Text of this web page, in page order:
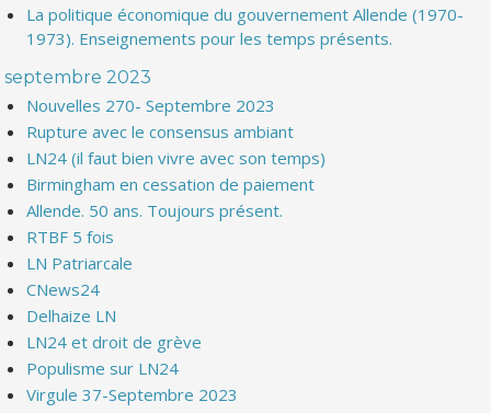
La politique économique du gouvernement Allende (1970-
1973). Enseignements pour les temps présents.
septembre 2023
Nouvelles 270- Septembre 2023
Rupture avec le consensus ambiant
LN24 (il faut bien vivre avec son temps)
Birmingham en cessation de paiement
Allende. 50 ans. Toujours présent.
RTBF 5 fois
LN Patriarcale
CNews24
Delhaize LN
LN24 et droit de grève
Populisme sur LN24
Virgule 37-Septembre 2023